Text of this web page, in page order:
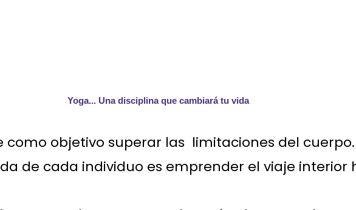
Yoga... Una disciplina que cambiará tu vida
como objetivo superar las limitaciones del
de cada individuo es emprender el viaje